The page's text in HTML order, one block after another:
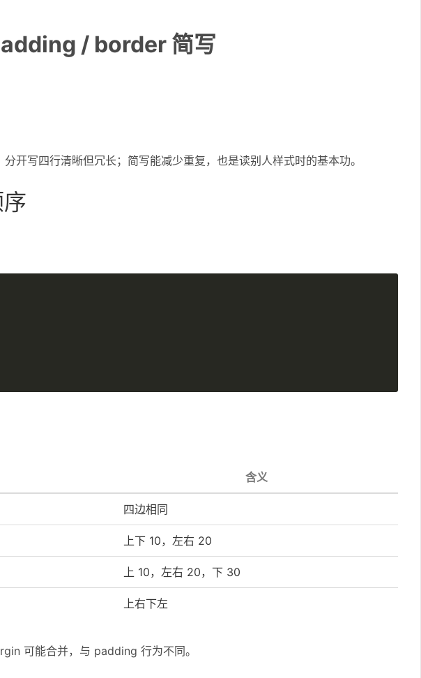
/ border 简写
分开写四行清晰但冗长；简写能减少重复，也是读别人样式时的基本功。
含义
四边相同
上下 10，左右 20
上 10，左右 20，下 30
上右下左
可能合并，与 padding 行为不同。